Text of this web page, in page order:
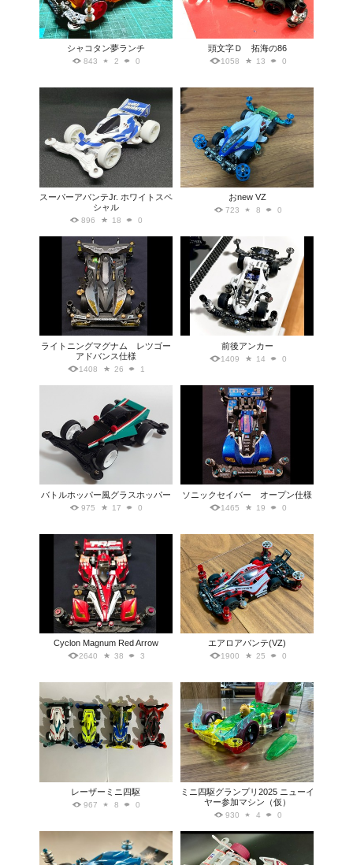
シャコタン夢ランチ
843 2 0
頭文字Ｄ 拓海の86
1058 13 0
スーパーアバンテJr. ホワイトスペ
シャル
896 18 0
おnew VZ
723 8 0
ライトニングマグナム レツゴー
アドバンス仕様
1408 26 1
前後アンカー
1409 14 0
バトルホッパー風グラスホッパー
975 17 0
ソニックセイバー オープン仕様
1465 19 0
Cyclon Magnum Red Arrow
2640 38 3
エアロアバンテ(VZ)
1900 25 0
レーザーミニ四駆
967 8 0
ミニ四駆グランプリ2025 ニューイ
ヤー参加マシン（仮）
930 4 0